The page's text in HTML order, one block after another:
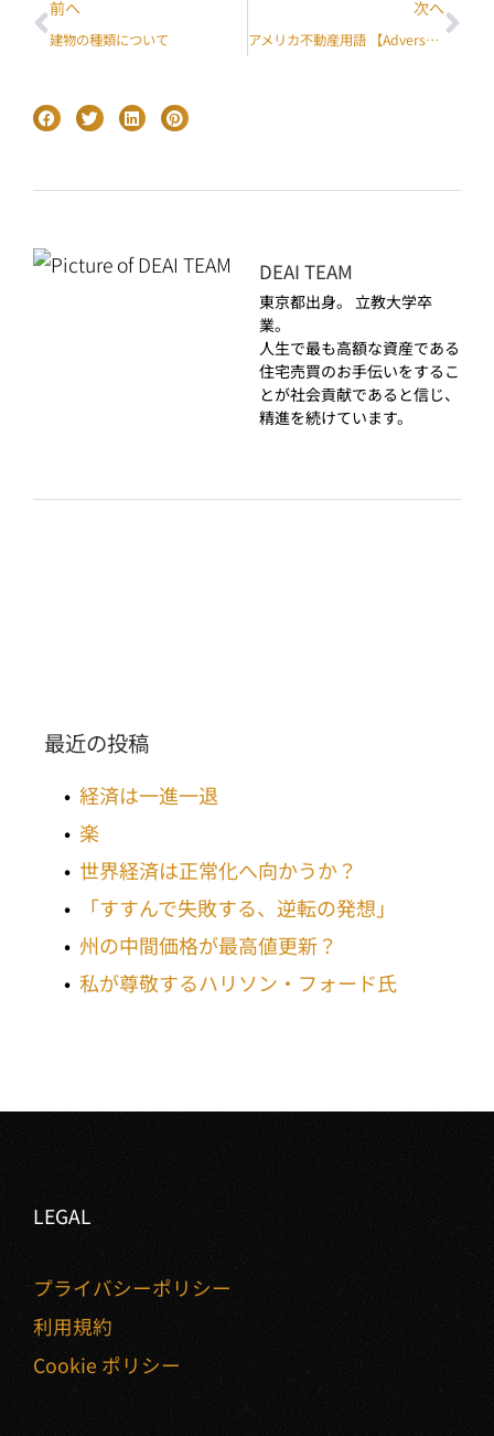
前へ
建物の種類について
次へ
アメリカ不動産用語 【Adverse Possession】
DEAI TEAM
東京都出身。 立教大学卒
業。
人生で最も高額な資産である
住宅売買のお手伝いをするこ
とが社会貢献であると信じ、
精進を続けています。
最近の投稿
経済は一進一退
楽
世界経済は正常化へ向かうか？
「すすんで失敗する、逆転の発想」
州の中間価格が最高値更新？
私が尊敬するハリソン・フォード氏
LEGAL
プライバシーポリシー
利用規約
Cookie ポリシー